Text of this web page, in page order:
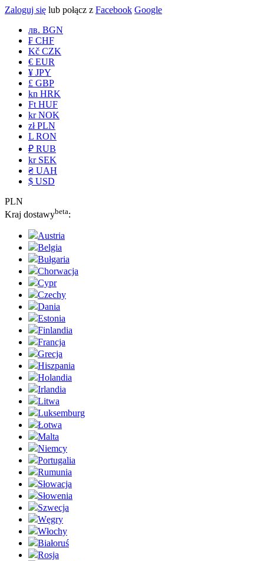
Zaloguj się lub połącz z Facebook Google
лв. BGN
₣ CHF
Kč CZK
€ EUR
¥ JPY
£ GBP
kn HRK
Ft HUF
kr NOK
zł PLN
L RON
₽ RUB
kr SEK
₴ UAH
$ USD
PLN
Kraj dostawybeta:
Austria
Belgia
Bułgaria
Chorwacja
Cypr
Czechy
Dania
Estonia
Finlandia
Francja
Grecja
Hiszpania
Holandia
Irlandia
Litwa
Luksemburg
Łotwa
Malta
Niemcy
Portugalia
Rumunia
Słowacja
Słowenia
Szwecja
Węgry
Włochy
Białoruś
Rosja